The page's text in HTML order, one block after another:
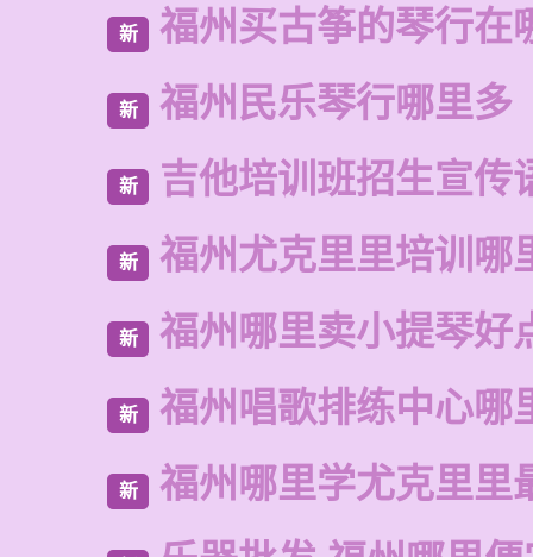
新 福州买古筝的琴行在
新 福州民乐琴行哪里多
新 吉他培训班招生宣传
新 福州尤克里里培训哪
新 福州哪里卖小提琴好
新 福州唱歌排练中心哪
新 福州哪里学尤克里里